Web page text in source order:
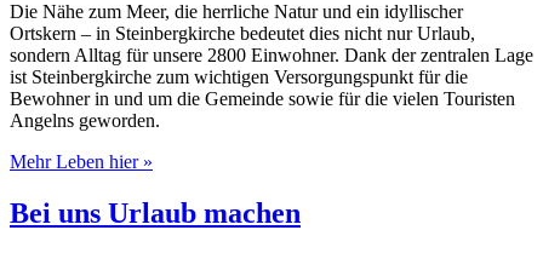
Die Nähe zum Meer, die herrliche Natur und ein idyllischer
Ortskern – in Steinbergkirche bedeutet dies nicht nur Urlaub,
sondern Alltag für unsere 2800 Einwohner. Dank der zentralen Lage
ist Steinbergkirche zum wichtigen Versorgungspunkt für die
Bewohner in und um die Gemeinde sowie für die vielen Touristen
Angelns geworden.
Mehr Leben hier »
Bei uns Urlaub machen